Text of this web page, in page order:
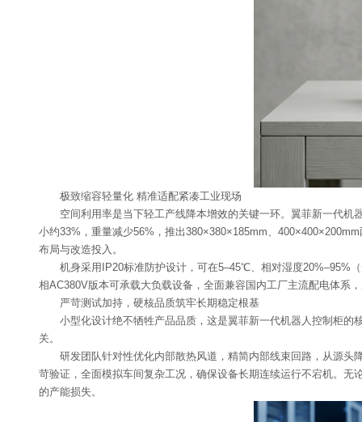
极致缩容轻量化 精准适配紧凑工业现场
空间利用率是当下轻工产线降本增效的关键一环。翼菲新一代
小约33%，重量减少56%，推出380×380×185mm、
布局与改造投入。
机身采用IP20标准防护设计，可在5–45℃、相对湿度20%–95%
相AC380V版本可承载大负载设备，全面兼容国内工厂主流配电体系
严苛测试加持，硬核品质筑牢长期稳定根基
小型化设计绝不牺牲产品品质，这是翼菲新一代机器人控制柜
关。
研发团队针对性优化内部散热风道，精简内部线束回路，从源
苛验证，全面模拟车间复杂工况，确保设备长期连续运行不宕机。
的产能损失。